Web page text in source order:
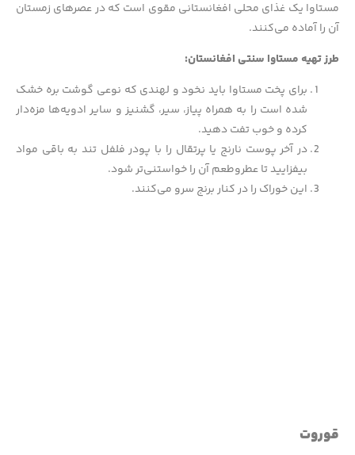
مستاوا یک غذای محلی افغانستانی مقوی است که در عصرهای زمستان
آن را آماده می‌کنند.
طرز تهیه مستاوا سنتی افغانستان:
برای پخت مستاوا باید نخود و لهندی که نوعی گوشت بره خشک
شده است را به همراه پیاز، سیر، گشنیز و سایر ادویه‌ها مزه‌دار
کرده و خوب تفت دهید.
در آخر پوست نارنج یا پرتقال را با پودر فلفل تند به باقی مواد
بیفزایید تا عطروطعم آن را خواستنی‌تر شود.
این خوراک را در کنار برنج سرو می‌کنند.
قوروت